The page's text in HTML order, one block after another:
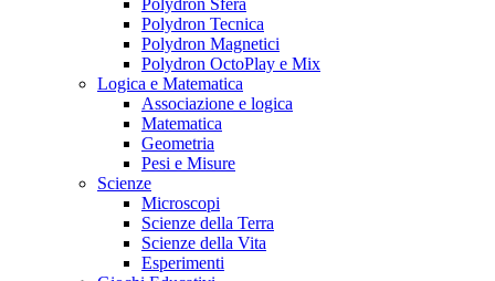
Polydron Tecnica
Polydron Magnetici
Polydron OctoPlay e Mix
Logica e Matematica
Associazione e logica
Matematica
Geometria
Pesi e Misure
Scienze
Microscopi
Scienze della Terra
Scienze della Vita
Esperimenti